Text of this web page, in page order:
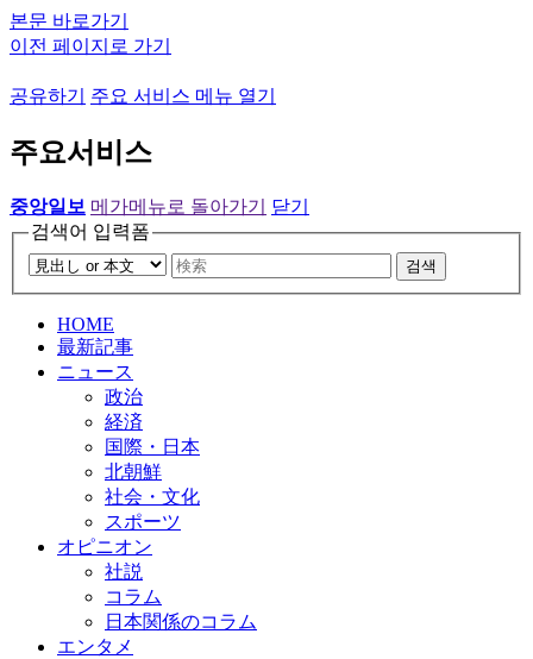
본문 바로가기
이전 페이지로 가기
공유하기 주요 서비스 메뉴 열기
주요서비스
중앙일보 메가메뉴로 돌아가기
닫기
검색어 입력폼
검색
HOME
最新記事
ニュース
政治
経済
国際・日本
北朝鮮
社会・文化
スポーツ
オピニオン
社説
コラム
日本関係のコラム
エンタメ